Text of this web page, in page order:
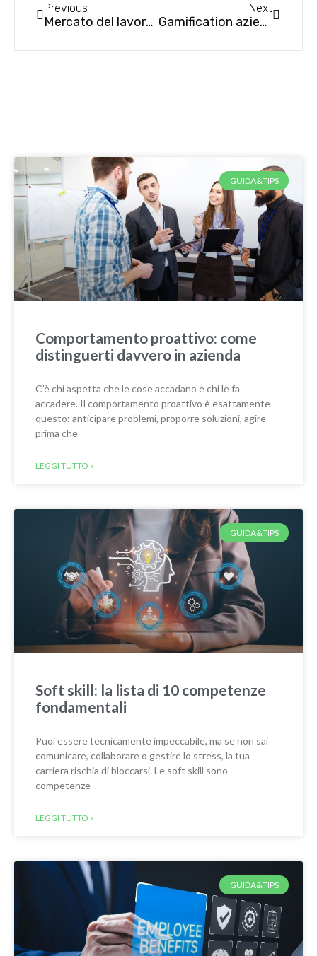
Previous
Mercato del lavoro: quali previsioni per i prossimi cinque anni?
Next
Gamification aziendale: cos’è e perché implementarla in azienda
GUIDA&TIPS
Comportamento proattivo: come
distinguerti davvero in azienda
C’è chi aspetta che le cose accadano e chi le fa
accadere. Il comportamento proattivo è esattamente
questo: anticipare problemi, proporre soluzioni, agire
prima che
LEGGI TUTTO »
GUIDA&TIPS
Soft skill: la lista di 10 competenze
fondamentali
Puoi essere tecnicamente impeccabile, ma se non sai
comunicare, collaborare o gestire lo stress, la tua
carriera rischia di bloccarsi. Le soft skill sono
competenze
LEGGI TUTTO »
GUIDA&TIPS